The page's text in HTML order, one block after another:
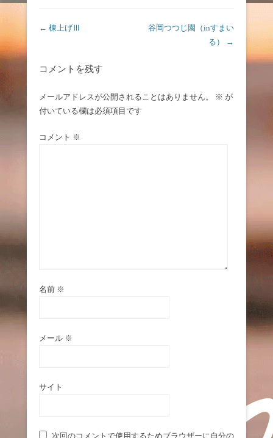
投稿ナビゲーション
← 棟上げⅢ
谷岡つつじ園（inすまい
る）
→
コメントを残す
メールアドレスが公開されることはありません。 ※ が
付いている欄は必須項目です
コメント ※
名前 ※
メール ※
サイト
次回のコメントで使用するためブラウザーに自分の